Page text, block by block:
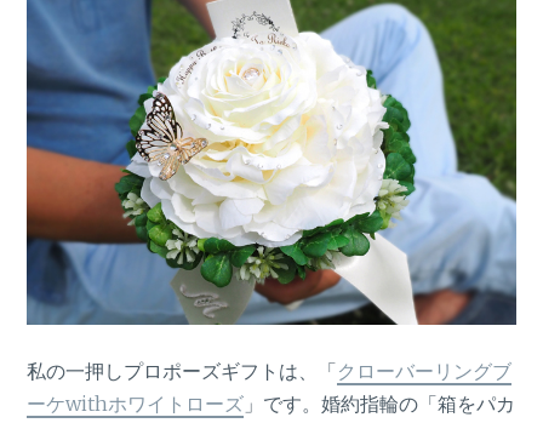
私の一押しプロポーズギフトは、「クローバーリングブ
ーケwithホワイトローズ 」です。婚約指輪の「箱をパカ